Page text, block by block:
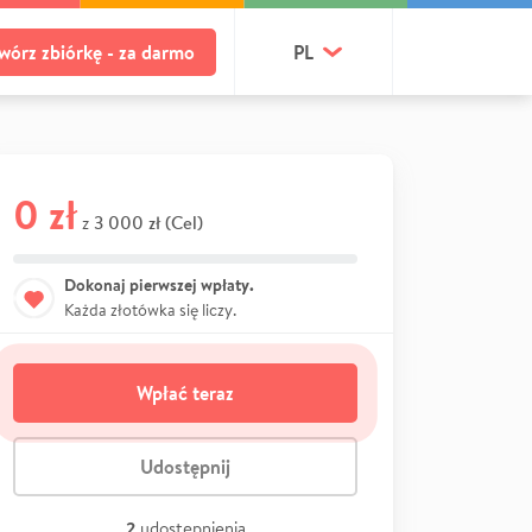
zbiórkę - za darmo PL
0 zł z 3 000 zł (Cel)
Dokonaj pierwszej wpłaty.
Każda złotówka się liczy.
Wpłać teraz
Udostępnij